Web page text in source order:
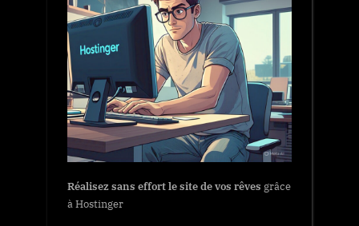
Réalisez sans effort le site de vos rêves grâce
à Hostinger